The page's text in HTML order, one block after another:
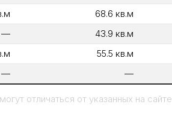
68.6 кв.м
— 43.9 кв.м
55.5 кв.м
— —
отличаться от указанных на сайте